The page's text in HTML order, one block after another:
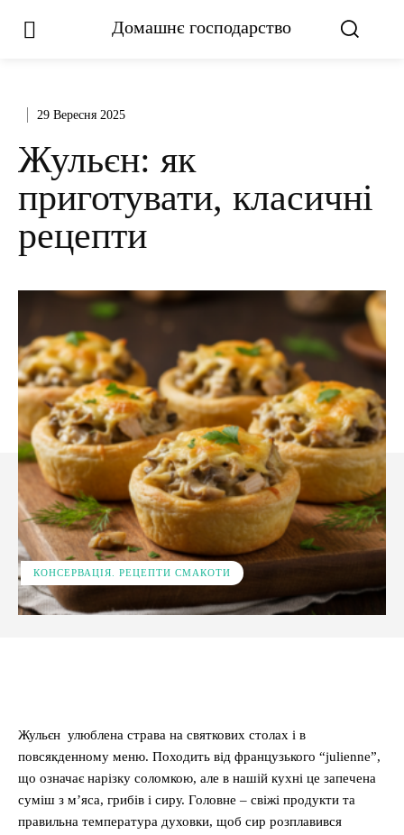
Домашнє господарство
29 Вересня 2025
Жульєн: як
приготувати, класичні
рецепти
КОНСЕРВАЦІЯ. РЕЦЕПТИ СМАКОТИ
Жульєн улюблена страва на святкових столах і в
повсякденному меню. Походить від французького “julienne”,
що означає нарізку соломкою, але в нашій кухні це запечена
суміш з м’яса, грибів і сиру. Головне – свіжі продукти та
правильна температура духовки, щоб сир розплавився